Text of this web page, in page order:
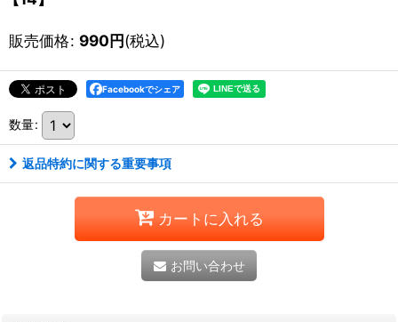
販売価格: 990円(税込)
Facebookでシェア
数量:
返品特約に関する重要事項
カートに入れる
お問い合わせ